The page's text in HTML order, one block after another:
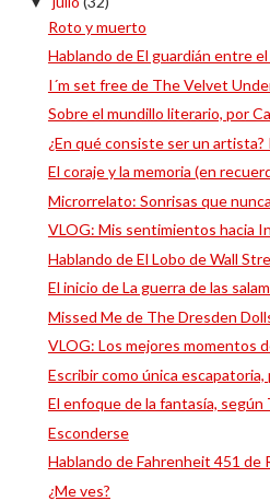
Roto y muerto
Hablando de El guardián entre
I´m set free de The Velvet
Sobre el mundillo literario, por
¿En qué consiste ser un artista?
El coraje y la memoria (en
Microrrelato: Sonrisas que
VLOG: Mis sentimientos hacia
Hablando de El Lobo de Wall
El inicio de La guerra de las
Missed Me de The Dresden
VLOG: Los mejores momentos
Escribir como única escapatoria,
El enfoque de la fantasía,
Esconderse
Hablando de Fahrenheit 451 de
¿Me ves?